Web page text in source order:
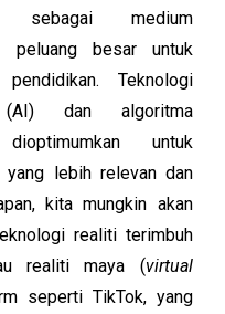
sebagai medium
peluang besar untuk
Teknologi
(AI) dan algoritma
untuk
yang lebih relevan dan
kita mungkin akan
realiti terimbuh
realiti maya (virtual
seperti TikTok, yang